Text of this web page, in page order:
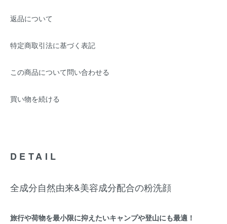
返品について
特定商取引法に基づく表記
この商品について問い合わせる
買い物を続ける
DETAIL
全成分自然由来&美容成分配合の粉洗顔
旅行や荷物を最小限に抑えたいキャンプや登山にも最適！